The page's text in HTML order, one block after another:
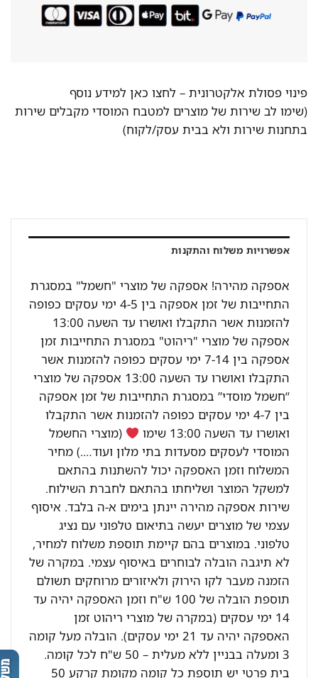
פינוי פסולת אלקטרונית – לחצו כאן למידע נוסף
(שימו לב שירות של מוצרים למטבח המוסדי מקבלים שירות
בתחנות שירות ולא בבית עסק/לקוח)
אפשרויות משלוח והתקנות
אספקה מהירה! אספקה של מוצרי "חשמל" במסגרת
התחייבות של זמן אספקה בין 4-5 ימי עסקים כפופה
להזמנות אשר התקבלו ואושרו עד השעה 13:00
אספקה של מוצרי "ריהוט" במסגרת התחייבות זמן
אספקה בין 7-14 ימי עסקים כפופה להזמנות אשר
התקבלו ואושרו עד השעה 13:00 אספקה של מוצרי
“חשמל מוסדי” במסגרת התחייבות של זמן אספקה
בין 4-7 ימי עסקים כפופה להזמנות אשר התקבלו
ואושרו עד השעה 13:00 שימו
(מוצרי החשמל
המוסדי לעסקים מסעדות בתי מלון ועוד….) מחיר
המשלוח וזמן האספקה יכול להשתנות בהתאם
למשקל המוצר ושליחתו בהתאם לחברת השילוח.
שירות אספקה מהירה יינתן בימים א-ה בלבד. איסוף
עצמי של מוצרים יעשה בתיאום טלפוני עם נציג
טלפוני. במוצרים בהם קיימת תוספת משלוח למחיר,
לא תיגבה הובלה לבוחרים באיסוף עצמי. במקרה של
הזמנה מעבר לקו הירוק ולאיזורים מרוחקים תשולם
תוספת הובלה של 100 ש"ח וזמן האספקה יהיה עד
14 ימי עסקים (במקרה של מוצרי ריהוט זמן
האספקה יהיה עד 21 ימי עסקים). הובלה מעל קומה
3 ומעלה בבניין ללא מעלית – 50 ש"ח לכל קומה.
בית פרטי יש תוספת כל קומה מקומת קרקע 50